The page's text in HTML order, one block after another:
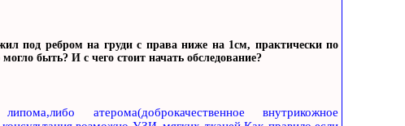
под ребром на груди с права ниже на 1см, практически по
быть? И с чего стоит начать обследование?
атерома(доброкачественное внутрикожное